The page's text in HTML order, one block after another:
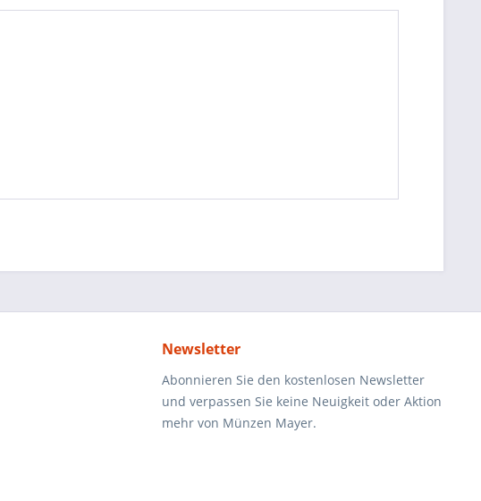
Newsletter
Abonnieren Sie den kostenlosen Newsletter
und verpassen Sie keine Neuigkeit oder Aktion
mehr von Münzen Mayer.